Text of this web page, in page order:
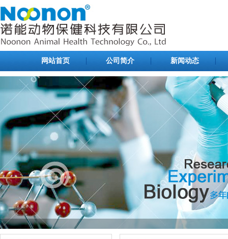
网站首页 公司简介 新闻动态